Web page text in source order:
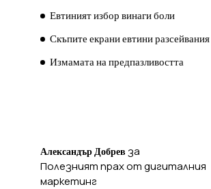
Евтиният избор винаги боли
Скъпите екрани евтини разсейвания
Измамата на предпазливостта
Александър Добрев за
Полезният прах от дигиталния
маркетинг